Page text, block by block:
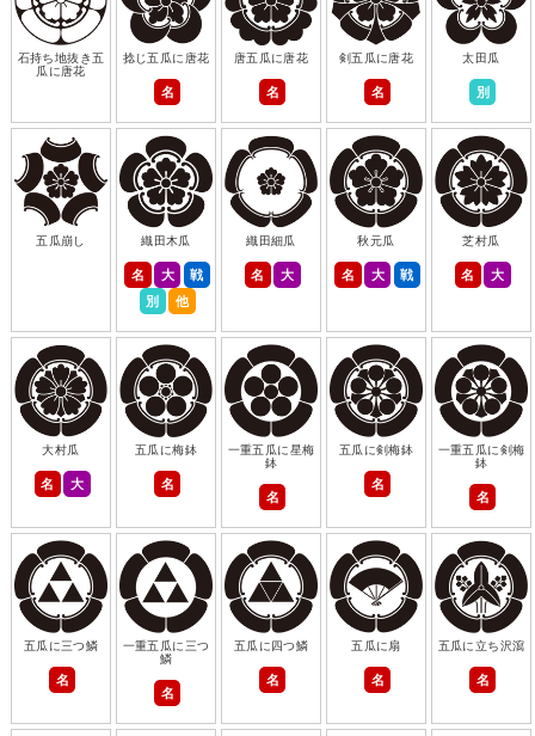
石持ち地抜き五
瓜に唐花
捻じ五瓜に唐花
名
唐五瓜に唐花
名
剣五瓜に唐花
名
太田瓜
別
五瓜崩し 織田木瓜
名 大
戦
別
他
織田細瓜
名 大
秋元瓜
名 大 戦
芝村瓜
名 大
大村瓜
名 大
五瓜に梅鉢
名
一重五瓜に星梅
鉢
名
五瓜に剣梅鉢
名
一重五瓜に剣梅
鉢
名
五瓜に三つ鱗
名
一重五瓜に三つ
鱗
名
五瓜に四つ鱗
名
五瓜に扇
名
五瓜に立ち沢瀉
名